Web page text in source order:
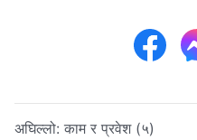
अघिल्लो: काम र प्रवेश (५)